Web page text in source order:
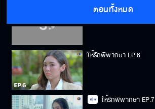
ตอนทั้งหมด
ให้รักพิพากษา EP.5
ให้รักพิพากษา EP.6
ให้รักพิพากษา EP.7